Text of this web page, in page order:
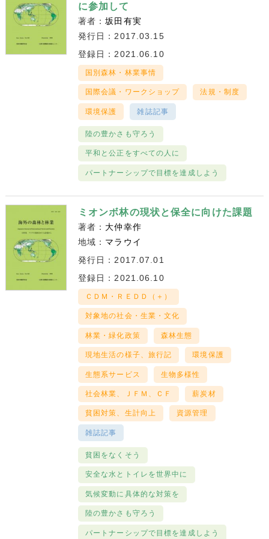
に参加して
著者：坂田有実
発行日：2017.03.15
登録日：2021.06.10
国別森林・林業事情
国際会議・ワークショップ 法規・制度
環境保護 雑誌記事
陸の豊かさも守ろう
平和と公正をすべての人に
パートナーシップで目標を達成しよう
ミオンボ林の現状と保全に向けた課題
著者： 大仲幸作
地域： マラウイ
発行日：2017.07.01
登録日：2021.06.10
ＣＤＭ・ＲＥＤＤ（＋）
対象地の社会・生業・文化
林業・緑化政策 森林生態
現地生活の様子、旅行記 環境保護
生態系サービス 生物多様性
社会林業、ＪＦＭ、ＣＦ 薪炭材
貧困対策、生計向上 資源管理
雑誌記事
貧困をなくそう
安全な水とトイレを世界中に
気候変動に具体的な対策を
陸の豊かさも守ろう
パートナーシップで目標を達成しよう